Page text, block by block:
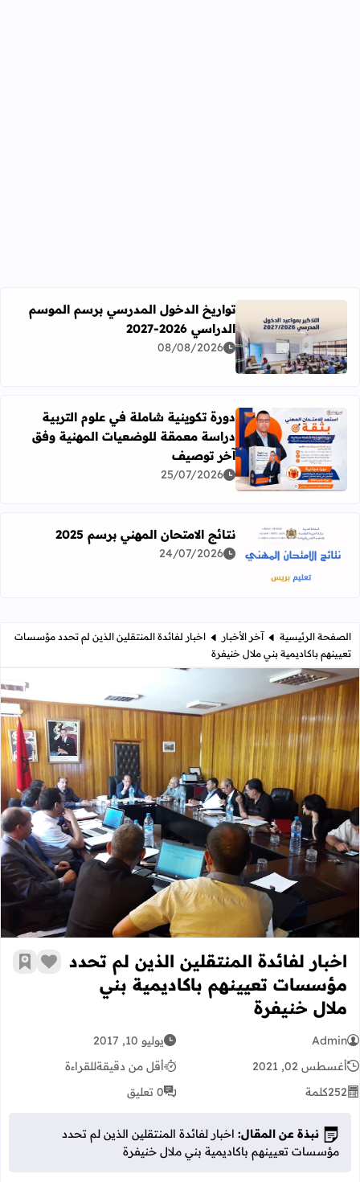
اقرأ المزيد عن تواريخ الدخول المدرسي برسم الموسم الدراسي 2026-
تواريخ الدخول المدرسي برسم الموسم
الدراسي 2026-2027
08/08/2026
اقرأ المزيد عن دورة تكوينية شاملة في علوم التربية
دورة تكوينية شاملة في علوم التربية
دراسة معمقة للوضعيات المهنية وفق
آخر توصيف
25/07/2026
اقرأ المزيد عن نتائج الامتحان المهني برسم 2025
نتائج الامتحان المهني برسم 2025
24/07/2026
الصفحة الرئيسية آخر الأخبار
اخبار لفائدة المنتقلين الذين لم تحدد مؤسسات
تعيينهم باكاديمية بني ملال خنيفرة
اخبار لفائدة المنتقلين الذين لم
اخبار لفائدة المنتقلين الذين لم تحدد
مؤسسات تعيينهم باكاديمية بني
ملال خنيفرة
زر أضف
Admin
يوليو 10, 2017
أغسطس 02, 2021
أقل من دقيقةللقراءة
252كلمة 0 تعليق
نبذة عن المقال: اخبار لفائدة المنتقلين الذين لم تحدد
مؤسسات تعيينهم باكاديمية بني ملال خنيفرة